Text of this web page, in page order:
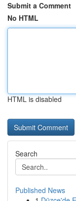
Submit a Comment
No HTML
HTML is disabled
Search
Published News